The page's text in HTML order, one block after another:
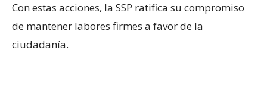
Con estas acciones, la SSP ratifica su compromiso
de mantener labores firmes a favor de la
ciudadanía.